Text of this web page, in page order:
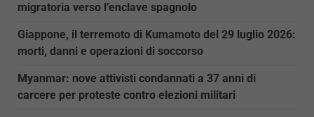
migratoria verso l’enclave spagnolo
Giappone, il terremoto di Kumamoto del 29 luglio 2026:
morti, danni e operazioni di soccorso
Myanmar: nove attivisti condannati a 37 anni di
carcere per proteste contro elezioni militari